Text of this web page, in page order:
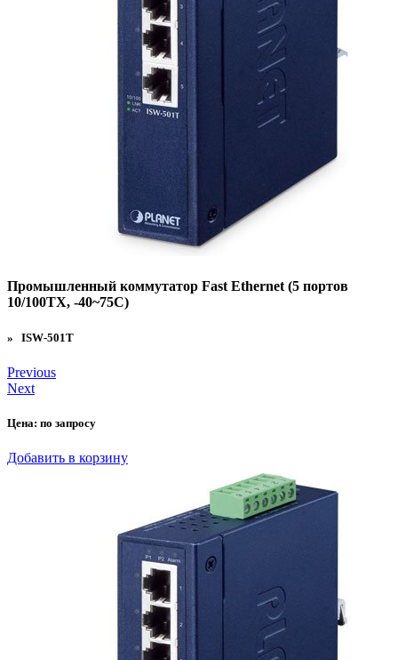
Промышленный коммутатор Fast Ethernet (5 портов
10/100TX, -40~75C)
» ISW-501T
Previous
Next
Цена: по запросу
Добавить в корзину